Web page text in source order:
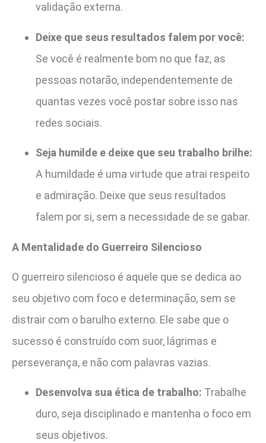
validação externa.
Deixe que seus resultados falem por você:
Se você é realmente bom no que faz, as
pessoas notarão, independentemente de
quantas vezes você postar sobre isso nas
redes sociais.
Seja humilde e deixe que seu trabalho brilhe:
A humildade é uma virtude que atrai respeito
e admiração. Deixe que seus resultados
falem por si, sem a necessidade de se gabar.
A Mentalidade do Guerreiro Silencioso
O guerreiro silencioso é aquele que se dedica ao
seu objetivo com foco e determinação, sem se
distrair com o barulho externo. Ele sabe que o
sucesso é construído com suor, lágrimas e
perseverança, e não com palavras vazias.
Desenvolva sua ética de trabalho: Trabalhe
duro, seja disciplinado e mantenha o foco em
seus objetivos.